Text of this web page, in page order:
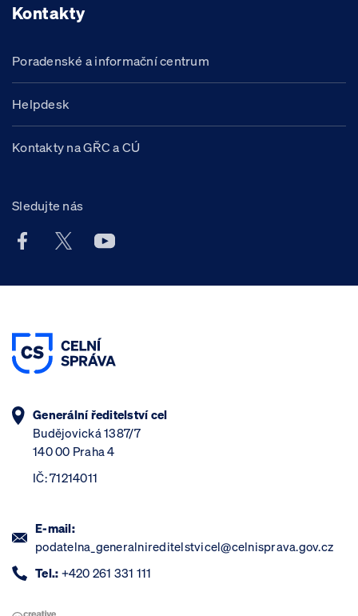
Kontakty
Poradenské a informační centrum
Helpdesk
Kontakty na GŘC a CÚ
Sledujte nás
Facebook účet Celní správy ČR
X účet Celní správy ČR
Youtube účet Celní správy ČR
Generální ředitelství cel
Budějovická 1387/7
140 00 Praha 4
IČ: 71214011
E-mail:
podatelna_generalnireditelstvicel@celnisprava.gov.cz
Tel.: +420 261 331 111